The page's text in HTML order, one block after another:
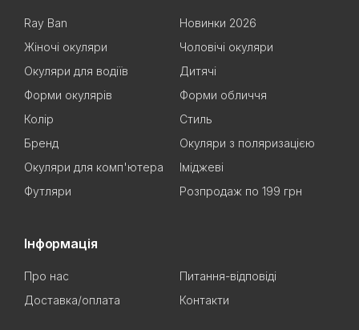
Ray Ban
Новинки 2026
Жіночі окуляри
Чоловічі окуляри
Окуляри для водіїв
Дитячі
Форми окулярів
Форми обличчя
Колір
Стиль
Бренд
Окуляри з поляризацією
Окуляри для комп'ютера
Іміджеві
Футляри
Розпродаж по 199 грн
Інформація
Про нас
Питання-відповіді
Доставка/оплата
Контакти